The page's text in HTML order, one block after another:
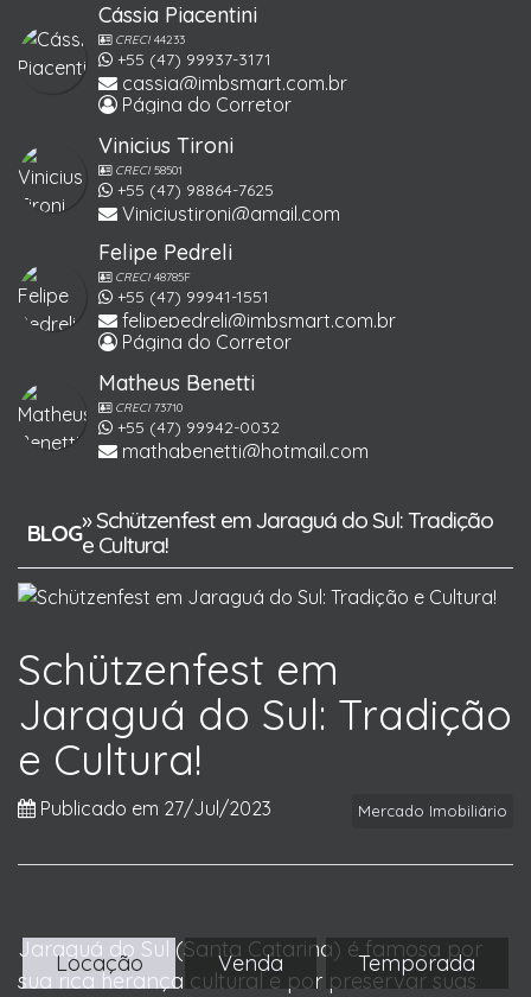
Locação Venda Temporada
Cássia Piacentini
CRECI44233
+55 (47) 99937-3171
cassia@imbsmart.com.br
Página do Corretor
Vinicius Tironi
CRECI58501
+55 (47) 98864-7625
Viniciustironi@gmail.com
Felipe Pedreli
CRECI48785F
+55 (47) 99941-1551
felipepedreli@imbsmart.com.br
Página do Corretor
Matheus Benetti
CRECI73710
+55 (47) 99942-0032
mathabenetti@hotmail.com
BLOG» Schützenfest em Jaraguá do Sul: Tradição
e Cultura!
Schützenfest em
Jaraguá do Sul: Tradição
e Cultura!
Publicado em 27/Jul/2023 Mercado Imobiliário
Jaraguá do Sul (Santa Catarina) é famosa por
sua rica herança cultural e por preservar suas